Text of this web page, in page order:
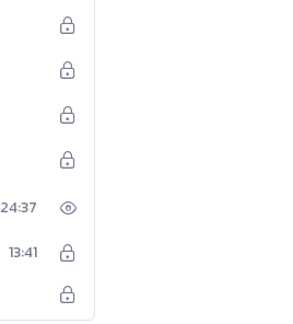
24:37
13:41